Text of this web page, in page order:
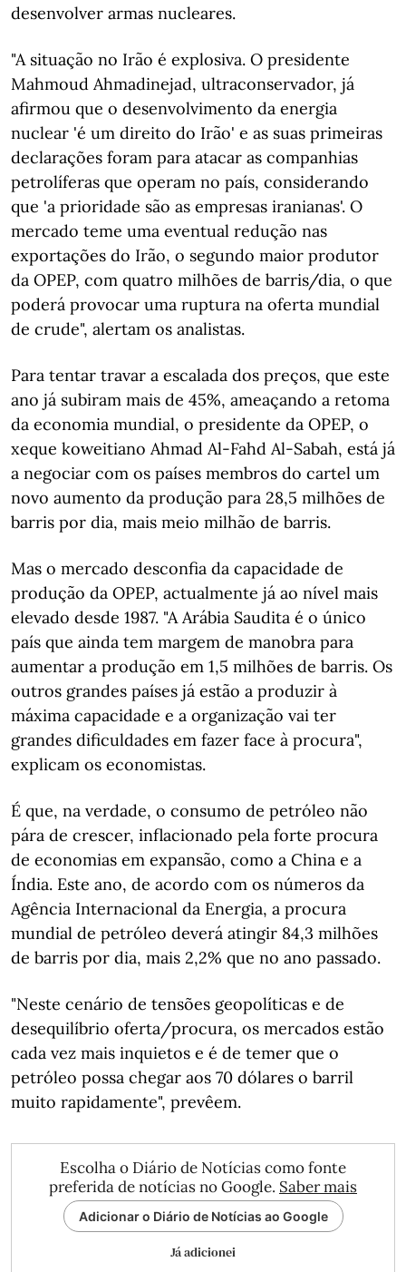
desenvolver armas nucleares.
"A situação no Irão é explosiva. O presidente
Mahmoud Ahmadinejad, ultraconservador, já
afirmou que o desenvolvimento da energia
nuclear 'é um direito do Irão' e as suas primeiras
declarações foram para atacar as companhias
petrolíferas que operam no país, considerando
que 'a prioridade são as empresas iranianas'. O
mercado teme uma eventual redução nas
exportações do Irão, o segundo maior produtor
da OPEP, com quatro milhões de barris/dia, o que
poderá provocar uma ruptura na oferta mundial
de crude", alertam os analistas.
Para tentar travar a escalada dos preços, que este
ano já subiram mais de 45%, ameaçando a retoma
da economia mundial, o presidente da OPEP, o
xeque koweitiano Ahmad Al-Fahd Al-Sabah, está já
a negociar com os países membros do cartel um
novo aumento da produção para 28,5 milhões de
barris por dia, mais meio milhão de barris.
Mas o mercado desconfia da capacidade de
produção da OPEP, actualmente já ao nível mais
elevado desde 1987. "A Arábia Saudita é o único
país que ainda tem margem de manobra para
aumentar a produção em 1,5 milhões de barris. Os
outros grandes países já estão a produzir à
máxima capacidade e a organização vai ter
grandes dificuldades em fazer face à procura",
explicam os economistas.
É que, na verdade, o consumo de petróleo não
pára de crescer, inflacionado pela forte procura
de economias em expansão, como a China e a
Índia. Este ano, de acordo com os números da
Agência Internacional da Energia, a procura
mundial de petróleo deverá atingir 84,3 milhões
de barris por dia, mais 2,2% que no ano passado.
"Neste cenário de tensões geopolíticas e de
desequilíbrio oferta/procura, os mercados estão
cada vez mais inquietos e é de temer que o
petróleo possa chegar aos 70 dólares o barril
muito rapidamente", prevêem.
Escolha o Diário de Notícias como fonte
preferida de notícias no Google. Saber mais
Adicionar o Diário de Notícias ao Google
Já adicionei